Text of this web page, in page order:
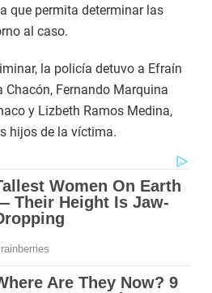
que permita determinar las
al caso.
la policía detuvo a Efraín
Chacón, Fernando Marquina
y Lizbeth Ramos Medina,
hijos de la víctima.